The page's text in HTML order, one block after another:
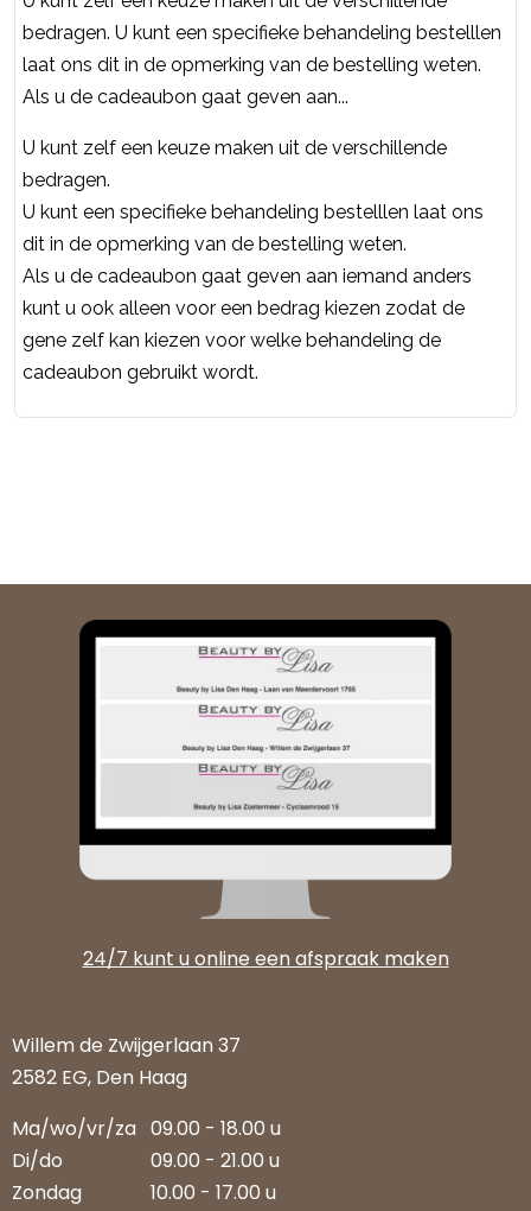
bedragen. U kunt een specifieke behandeling bestelllen
laat ons dit in de opmerking van de bestelling weten.
Als u de cadeaubon gaat geven aan...
U kunt zelf een keuze maken uit de verschillende
bedragen.
U kunt een specifieke behandeling bestelllen laat ons
dit in de opmerking van de bestelling weten.
Als u de cadeaubon gaat geven aan iemand anders
kunt u ook alleen voor een bedrag kiezen zodat de
gene zelf kan kiezen voor welke behandeling de
cadeaubon gebruikt wordt.
24/7 kunt u online een afspraak maken
Willem de Zwijgerlaan 37
2582 EG, Den Haag
Ma/wo/vr/za 09.00 - 18.00 u
Di/do
09.00 - 21.00 u
Zondag
10.00 - 17.00 u